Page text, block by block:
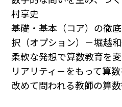
村享史
基礎・基本（コア）の徹
択（オプション）－堀越
柔軟な発想で算数教育を
リアリティ－をもって算
改めて問われる教師の算